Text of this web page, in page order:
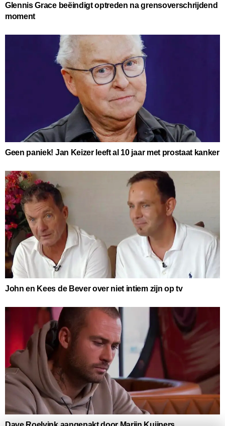
Glennis Grace beëindigt optreden na grensoverschrijdend
moment
Geen paniek! Jan Keizer leeft al 10 jaar met prostaat kanker
John en Kees de Bever over niet intiem zijn op tv